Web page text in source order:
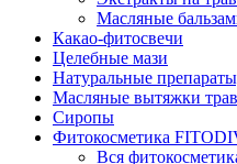
Масляные
Какао-фитосвечи
Целебные мази
Натуральные
Масляные вытяжки трав
Сиропы
Фитокосметика
Вся